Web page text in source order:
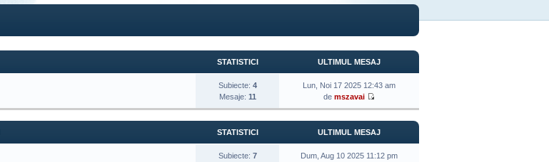
STATISTICI ULTIMUL MESAJ
Subiecte: 4
Mesaje: 11
Lun, Noi 17 2025 12:43 am
de mszavai
STATISTICI ULTIMUL MESAJ
Subiecte: 7
Dum, Aug 10 2025 11:12 pm